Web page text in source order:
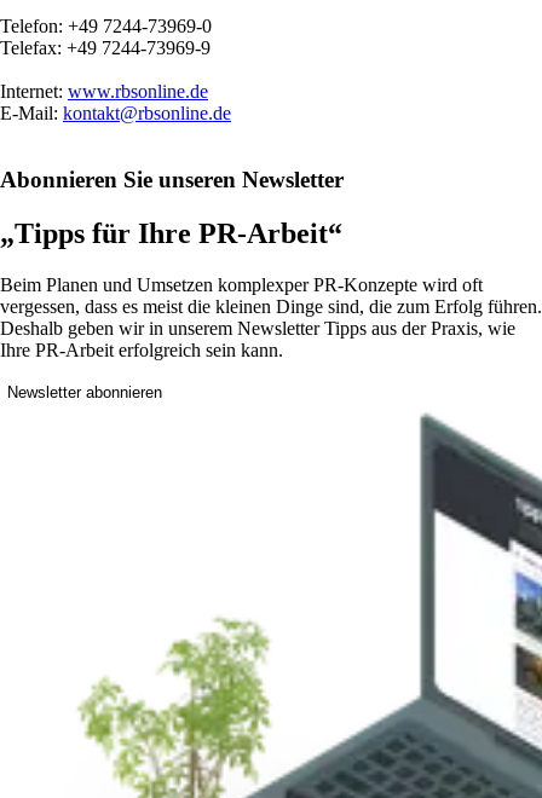
Telefon: +49 7244-73969-0
Telefax: +49 7244-73969-9
Internet: www.rbsonline.de
E-Mail: kontakt@rbsonline.de
Abonnieren Sie unseren Newsletter
„Tipps für Ihre PR-Arbeit“
Beim Planen und Umsetzen komplexper PR-Konzepte wird oft
vergessen, dass es meist die kleinen Dinge sind, die zum Erfolg führen.
Deshalb geben wir in unserem Newsletter Tipps aus der Praxis, wie
Ihre PR-Arbeit erfolgreich sein kann.
Newsletter abonnieren